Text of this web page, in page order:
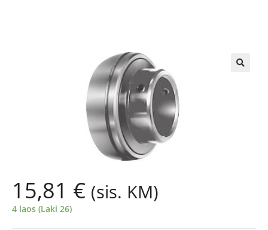
15,81 € (sis. KM)
4 laos (Laki 26)